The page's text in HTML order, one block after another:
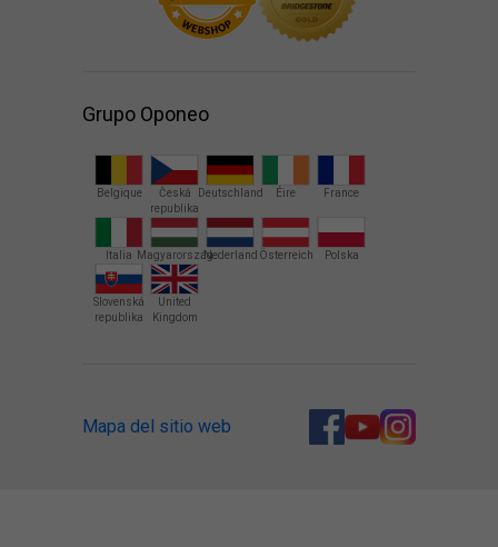
Grupo Oponeo
Belgique
Česká
republika
Deutschland Éire France
Italia MagyarországNederland Österreich Polska
Slovenská
republika
United
Kingdom
Mapa del sitio web